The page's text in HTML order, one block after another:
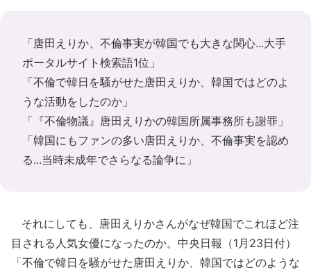
「唐田えりか、不倫事実が韓国でも大きな関心...大手
ポータルサイト検索語1位」
「不倫で韓日を騒がせた唐田えりか、韓国ではどのよ
うな活動をしたのか」
「『不倫物議』唐田えりかの韓国所属事務所も謝罪」
「韓国にもファンの多い唐田えりか、不倫事実を認め
る...当時未成年でさらなる論争に」
それにしても、唐田えりかさんがなぜ韓国でこれほど注
目される人気女優になったのか。中央日報（1月23日付）
「不倫で韓日を騒がせた唐田えりか、韓国ではどのような